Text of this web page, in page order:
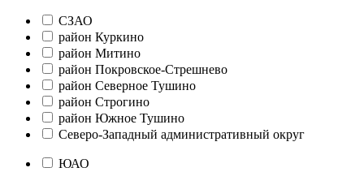
СЗАО
район Куркино
район Митино
район Покровское-Стрешнево
район Северное Тушино
район Строгино
район Южное Тушино
Северо-Западный административный округ
ЮАО